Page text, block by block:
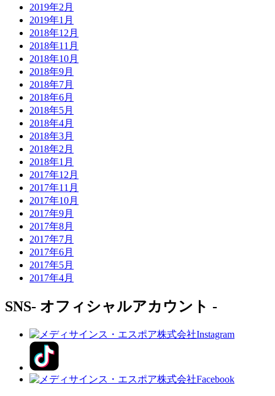
2019年2月
2019年1月
2018年12月
2018年11月
2018年10月
2018年9月
2018年7月
2018年6月
2018年5月
2018年4月
2018年3月
2018年2月
2018年1月
2017年12月
2017年11月
2017年10月
2017年9月
2017年8月
2017年7月
2017年6月
2017年5月
2017年4月
SNS- オフィシャルアカウント -